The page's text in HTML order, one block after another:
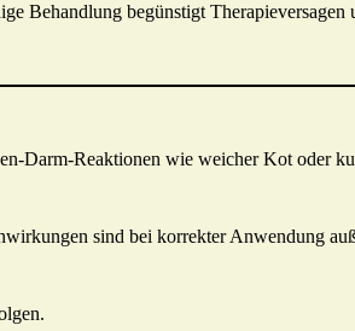
Behandlung begünstigt Therapieversagen
Darm-Reaktionen wie weicher Kot oder
sind bei korrekter Anwendung